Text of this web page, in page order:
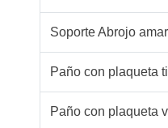
Soporte Abrojo
Paño con plaqueta
Paño con plaqueta